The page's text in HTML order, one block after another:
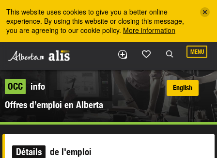
This website uses cookies to give you a better online
experience. By using this website or closing this message,
you are agreeing to our cookie policy. More information
MENU
OCC
info
Offres d’emploi en Alberta
English
Détails de l'emploi